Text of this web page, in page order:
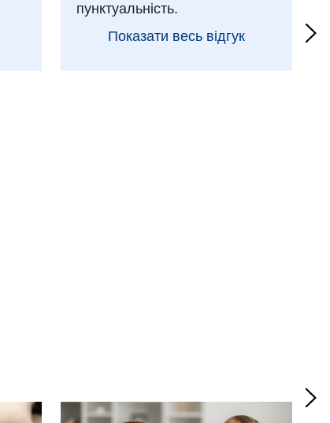
пунктуальність.
Показати весь відгук